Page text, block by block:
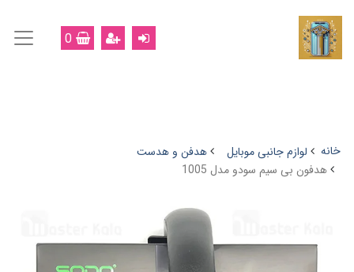
0
خانه لوازم جانبی موبایل
هدفن و هدست
هدفون بی سیم سودو مدل 1005